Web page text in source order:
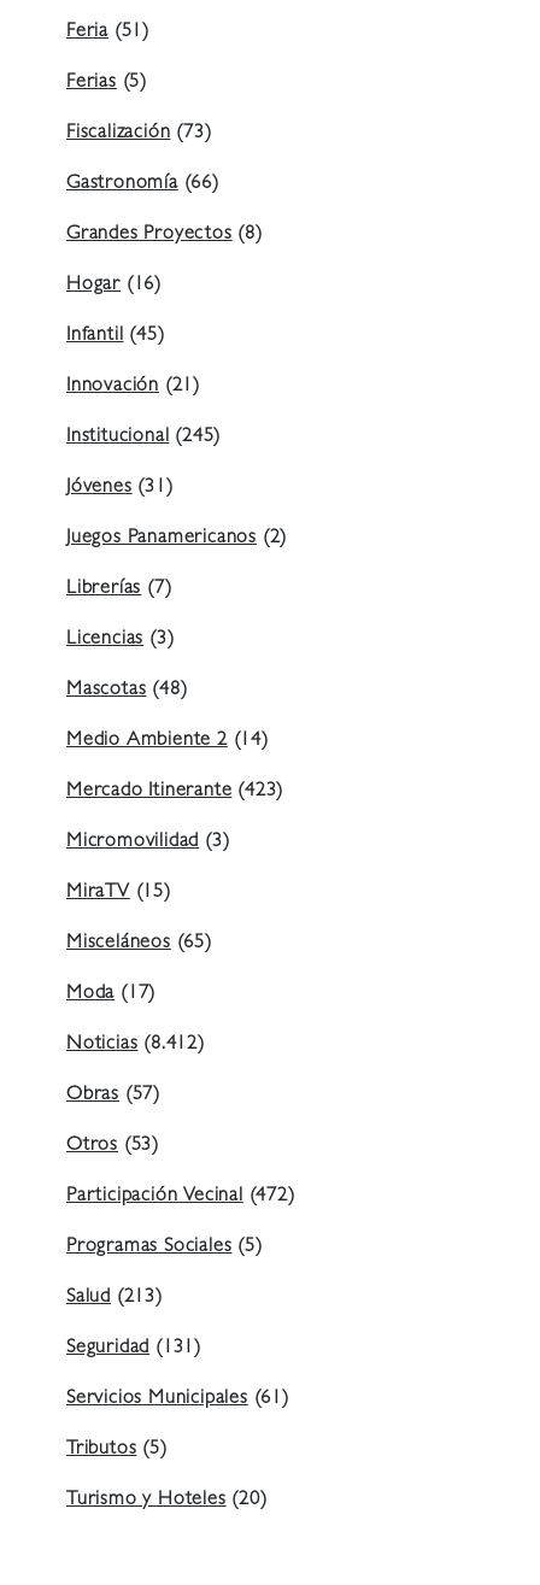
Feria (51)
Ferias (5)
Fiscalización (73)
Gastronomía(66)
Grandes Proyectos (8)
Hogar (16)
Infantil (45)
Innovación (21)
Institucional (245)
Jóvenes (31)
Juegos Panamericanos (2)
Librerías (7)
Licencias (3)
Mascotas (48)
Medio Ambiente 2(14)
Mercado Itinerante (423)
Micromovilidad (3)
MiraTV (15)
Misceláneos (65)
Moda (17)
Noticias (8.412)
Obras (57)
Otros (53)
Participación Vecinal (472)
Programas Sociales (5)
Salud (213)
Seguridad (131)
Servicios Municipales (61)
Tributos (5)
Turismo y Hoteles (20)